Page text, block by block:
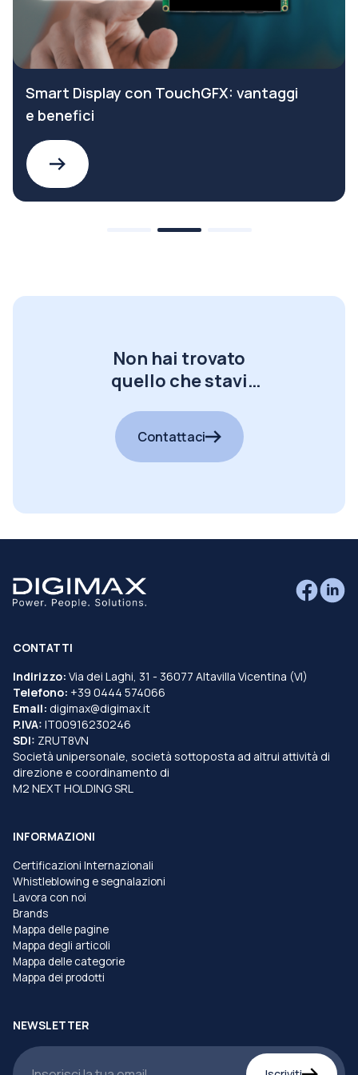
Smart Display con TouchGFX: vantaggi
e benefici
Non hai trovato
quello che stavi
Contattaci
CONTATTI
Indirizzo: Via dei Laghi, 31 - 36077 Altavilla Vicentina (VI)
Telefono: +39 0444 574066
Email: digimax@digimax.it
P.IVA: IT00916230246
SDI: ZRUT8VN
Società unipersonale, società sottoposta ad altrui attività di
direzione e coordinamento di
M2 NEXT HOLDING SRL
INFORMAZIONI
Certificazioni Internazionali
Whistleblowing e segnalazioni
Lavora con noi
Brands
Mappa delle pagine
Mappa degli articoli
Mappa delle categorie
Mappa dei prodotti
NEWSLETTER